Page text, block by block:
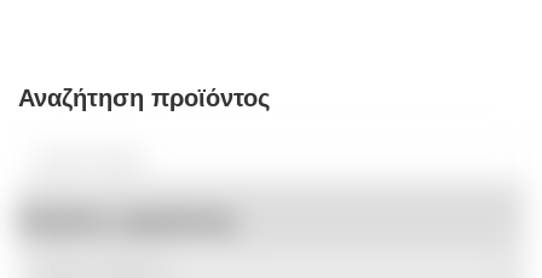
Αναζήτηση προϊόντος